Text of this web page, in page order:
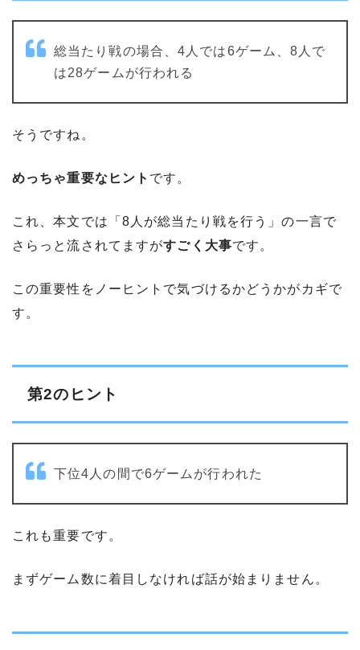
総当たり戦の場合、4人では6ゲーム、8人で
は28ゲームが行われる
そうですね。
めっちゃ重要なヒント です。
これ、本文では「8人が総当たり戦を行う」の一言で
さらっと流されてますがすごく大事です。
この重要性をノーヒントで気づけるかどうかがカギで
す。
第2のヒント
下位4人の間で6ゲームが行われた
これも重要です。
まずゲーム数に着目しなければ話が始まりません。